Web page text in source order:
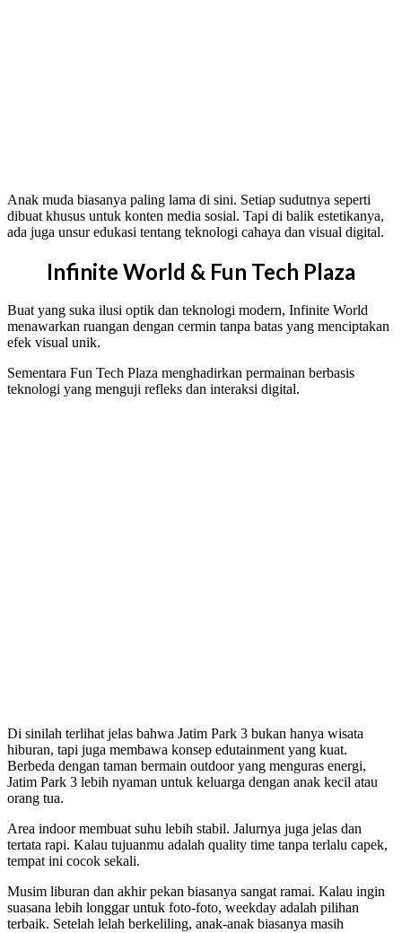
Anak muda biasanya paling lama di sini. Setiap sudutnya seperti
dibuat khusus untuk konten media sosial. Tapi di balik estetikanya,
ada juga unsur edukasi tentang teknologi cahaya dan visual digital.
Infinite World & Fun Tech Plaza
Buat yang suka ilusi optik dan teknologi modern, Infinite World
menawarkan ruangan dengan cermin tanpa batas yang menciptakan
efek visual unik.
Sementara Fun Tech Plaza menghadirkan permainan berbasis
teknologi yang menguji refleks dan interaksi digital.
Di sinilah terlihat jelas bahwa Jatim Park 3 bukan hanya wisata
hiburan, tapi juga membawa konsep edutainment yang kuat.
Berbeda dengan taman bermain outdoor yang menguras energi,
Jatim Park 3 lebih nyaman untuk keluarga dengan anak kecil atau
orang tua.
Area indoor membuat suhu lebih stabil. Jalurnya juga jelas dan
tertata rapi. Kalau tujuanmu adalah quality time tanpa terlalu capek,
tempat ini cocok sekali.
Musim liburan dan akhir pekan biasanya sangat ramai. Kalau ingin
suasana lebih longgar untuk foto-foto, weekday adalah pilihan
terbaik. Setelah lelah berkeliling, anak-anak biasanya masih